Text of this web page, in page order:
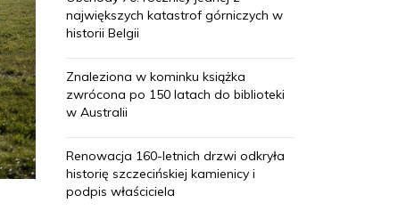
największych katastrof górniczych w
historii Belgii
Znaleziona w kominku książka
zwrócona po 150 latach do biblioteki
w Australii
Renowacja 160-letnich drzwi odkryła
historię szczecińskiej kamienicy i
podpis właściciela